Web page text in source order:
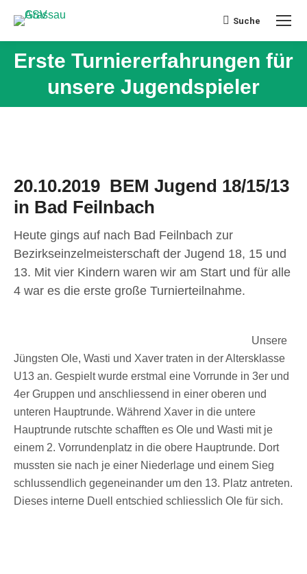
Search:
Suche
Erste Turniererfahrungen für
unsere Jugendspieler
20.10.2019 BEM Jugend 18/15/13
in Bad Feilnbach
Heute gings auf nach Bad Feilnbach zur
Bezirkseinzelmeisterschaft der Jugend 18, 15 und
13. Mit vier Kindern waren wir am Start und für alle
4 war es die erste große Turnierteilnahme.
Unsere
Jüngsten Ole, Wasti und Xaver traten in der Altersklasse
U13 an. Gespielt wurde erstmal eine Vorrunde in 3er und
4er Gruppen und anschliessend in einer oberen und
unteren Hauptrunde. Während Xaver in die untere
Hauptrunde rutschte schafften es Ole und Wasti mit je
einem 2. Vorrundenplatz in die obere Hauptrunde. Dort
mussten sie nach je einer Niederlage und einem Sieg
schlussendlich gegeneinander um den 13. Platz antreten.
Dieses interne Duell entschied schliesslich Ole für sich.